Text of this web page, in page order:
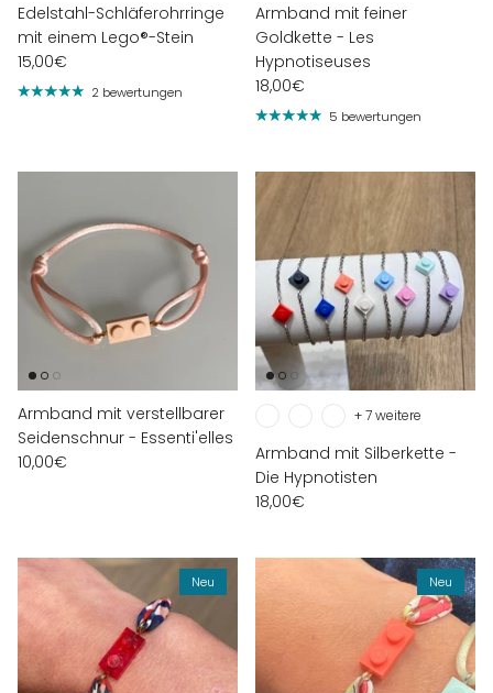
Edelstahl-Schläferohrringe
mit einem Lego®-Stein
15,00€
2 bewertungen
Armband mit feiner
Goldkette - Les
Hypnotiseuses
18,00€
5 bewertungen
Armband mit verstellbarer
Seidenschnur - Essenti'elles
10,00€
Armband mit Silberkette -
Die Hypnotisten
18,00€
+ 7 weitere
Neu Neu